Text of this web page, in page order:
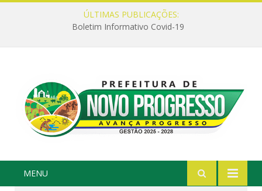
ÚLTIMAS PUBLICAÇÕES:
Boletim Informativo Covid-19
MENU